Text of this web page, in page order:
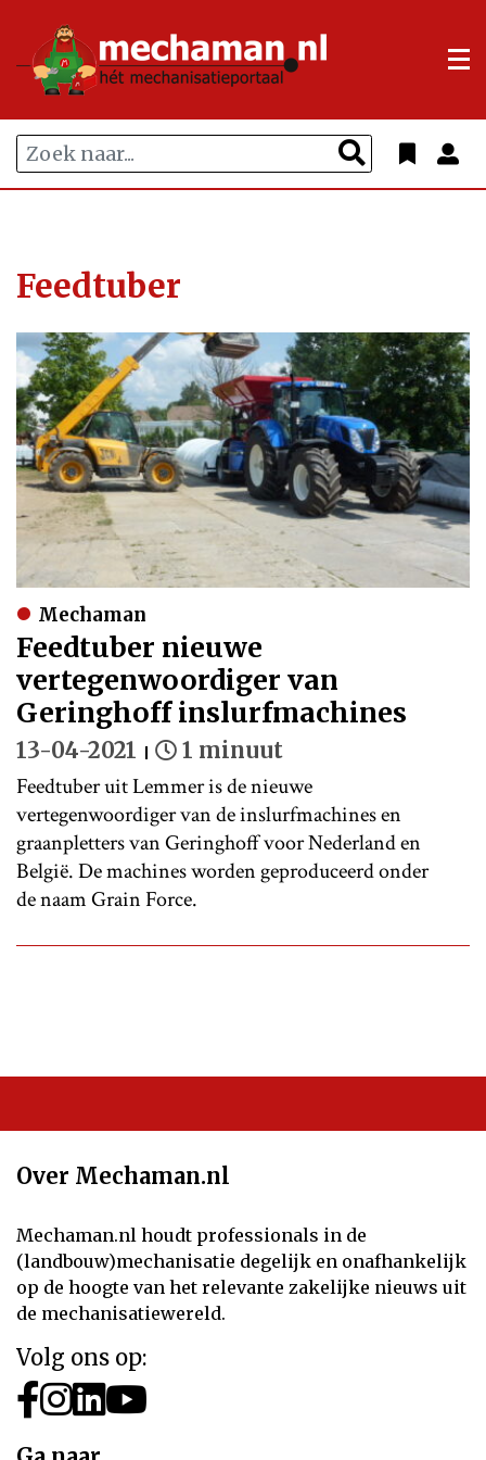
Feedtuber
Mechaman
Feedtuber nieuwe
vertegenwoordiger van
Geringhoff inslurfmachines
13-04-2021 1 minuut
Feedtuber uit Lemmer is de nieuwe
vertegenwoordiger van de inslurfmachines en
graanpletters van Geringhoff voor Nederland en
België. De machines worden geproduceerd onder
de naam Grain Force.
Over Mechaman.nl
Mechaman.nl houdt professionals in de
(landbouw)mechanisatie degelijk en onafhankelijk
op de hoogte van het relevante zakelijke nieuws uit
de mechanisatiewereld.
Volg ons op: